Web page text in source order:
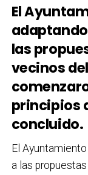
El
adaptando
las
vecinos
principios
concluido.
El
a las